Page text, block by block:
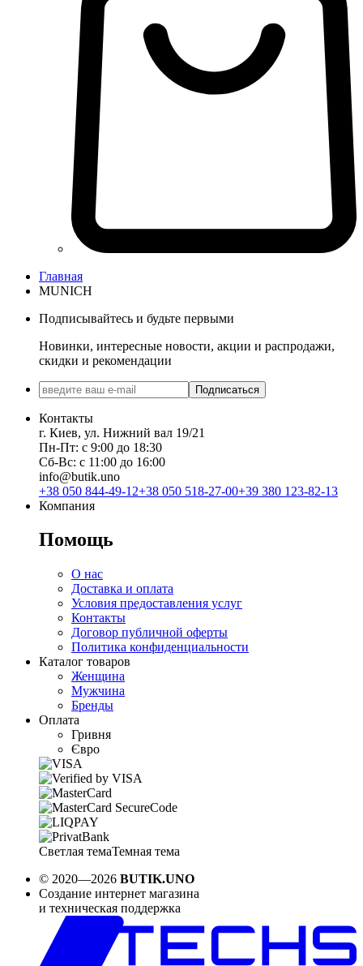
Главная
MUNICH
Подписывайтесь и будьте первыми
Новинки, интересные новости, акции и распродажи,
скидки и рекомендации
Подписаться
Контакты
г. Киев, ул. Нижний вал 19/21
Пн-Пт: с 9:00 до 18:30
Сб-Вс: с 11:00 до 16:00
info@butik.uno
+38 050 844-49-12+38 050 518-27-00+39 380 123-82-13
Компания
Помощь
О нас
Доставка и оплата
Условия предоставления услуг
Контакты
Договор публичной оферты
Политика конфиденциальности
Каталог товаров
Женщина
Мужчина
Бренды
Оплата
Гривня
Євро
Светлая темаТемная тема
© 2020—2026 BUTIK.UNO
Создание интернет магазина
и техническая поддержка